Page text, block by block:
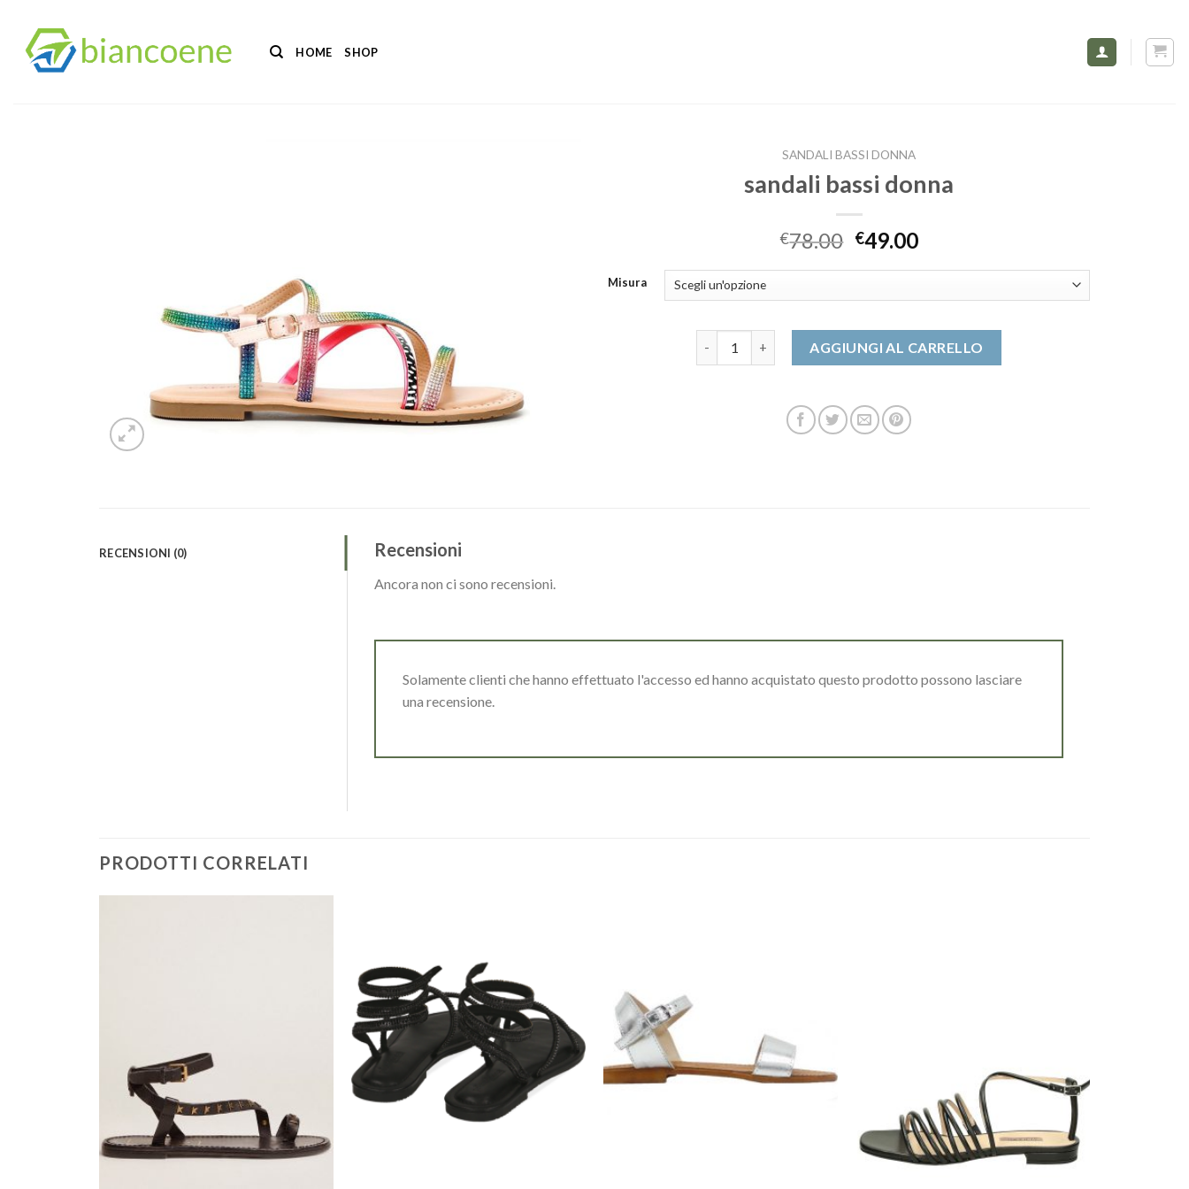
contenuti
HOME SHOP
SANDALI BASSI DONNA
sandali bassi donna
€78.00 €49.00
Misura
AGGIUNGI AL CARRELLO
RECENSIONI (0) Recensioni
Ancora non ci sono recensioni.
Solamente clienti che hanno effettuato l'accesso ed hanno acquistato questo prodotto possono lasciare
una recensione.
PRODOTTI CORRELATI